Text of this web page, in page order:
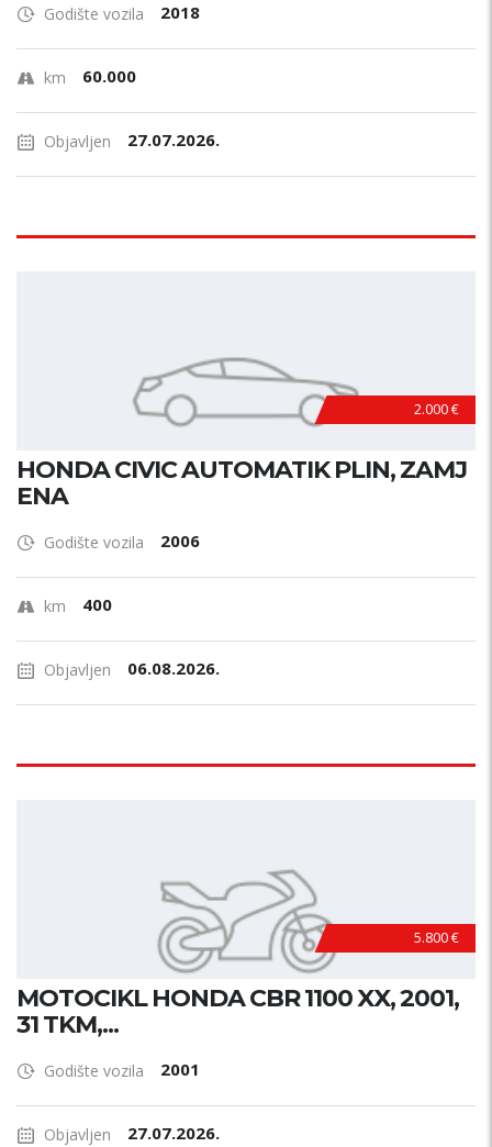
Godište vozila 2018
km 60.000
Objavljen 27.07.2026.
2.000 €
HONDA CIVIC AUTOMATIK PLIN, ZAMJ
ENA
Godište vozila 2006
km 400
Objavljen 06.08.2026.
5.800 €
MOTOCIKL HONDA CBR 1100 XX, 2001,
31 TKM,...
Godište vozila 2001
Objavljen 27.07.2026.